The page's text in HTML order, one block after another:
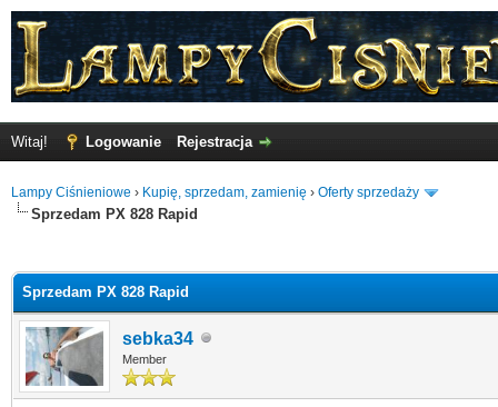
Witaj! Logowanie Rejestracja
Lampy Ciśnieniowe › Kupię, sprzedam, zamienię › Oferty sprzedaży
Sprzedam PX 828 Rapid
Sprzedam PX 828 Rapid
sebka34
Member